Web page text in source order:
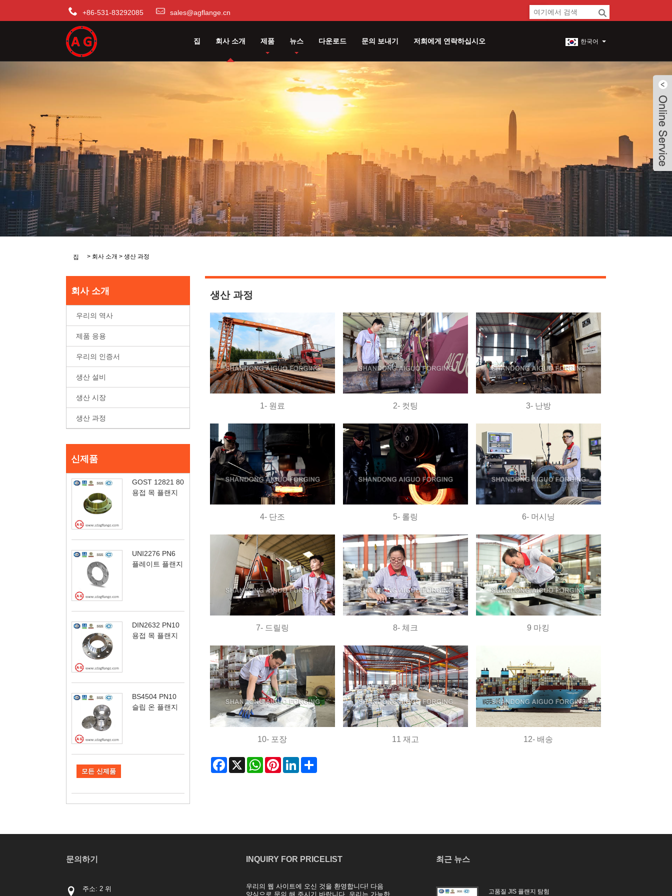
+86-531-83292085 sales@agflange.cn
집 회사 소개 제품 뉴스 다운로드 문의 보내기 저희에게 연락하십시오 한국어
집 > 회사 소개 > 생산 과정
회사 소개
우리의 역사
제품 응용
우리의 인증서
생산 설비
생산 시장
생산 과정
신제품
GOST 12821 80
용접 목 플랜지
UNI2276 PN6
플레이트 플랜지
DIN2632 PN10
용접 목 플랜지
BS4504 PN10
슬립 온 플랜지
모든 신제품
생산 과정
1- 원료 2- 컷팅 3- 난방
4- 단조 5- 롤링 6- 머시닝
7- 드릴링 8- 체크 9 마킹
10- 포장 11 재고 12- 배송
Facebook
X WhatsAppPinterestLinkedInShare
문의하기
주소: 2 위
INQUIRY FOR PRICELIST
우리의 웹 사이트에 오신 것을 환영합니다! 다음
양식으로 문의 해 주시기 바랍니다, 우리는 가능한
최근 뉴스
블라인드 플랜지의 생산 공정 및 응용 분야 고품질 JIS 플랜지 탐험